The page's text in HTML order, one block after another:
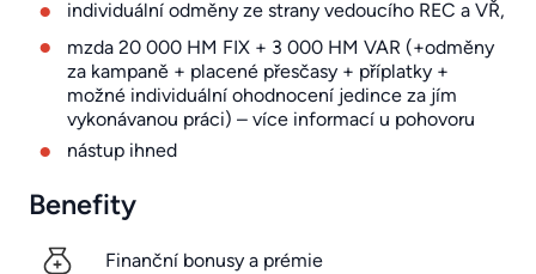
individuální odměny ze strany vedoucího REC a VŘ,
mzda 20 000 HM FIX + 3 000 HM VAR (+odměny
za kampaně + placené přesčasy + příplatky +
možné individuální ohodnocení jedince za jím
vykonávanou práci) – více informací u pohovoru
nástup ihned
Benefity
Finanční bonusy a prémie